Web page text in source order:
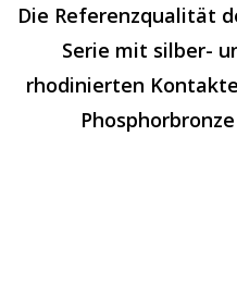
Die Referenzqualität
Serie mit silber-
rhodinierten
Phosphorbronze